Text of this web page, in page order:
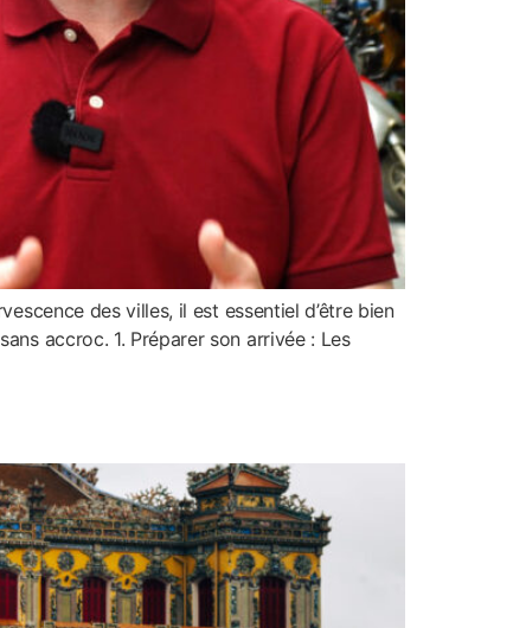
des villes, il est essentiel d’être bien
accroc. 1. Préparer son arrivée : Les